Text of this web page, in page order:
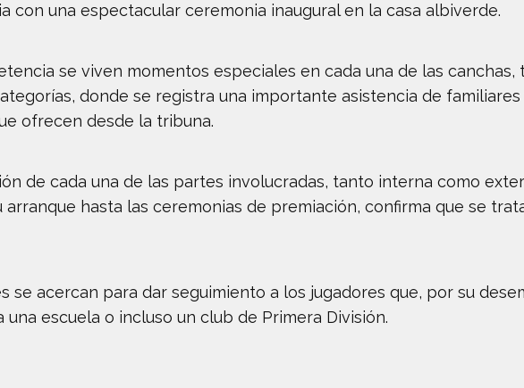
con una espectacular ceremonia inaugural en la casa albiverde.
se viven momentos especiales en cada una de las canchas,
donde se registra una importante asistencia de
ofrecen desde la tribuna.
de cada una de las partes involucradas, tanto interna como
arranque hasta las ceremonias de premiación, confirma que se
se acercan para dar seguimiento a los jugadores que, por su
escuela o incluso un club de Primera División.